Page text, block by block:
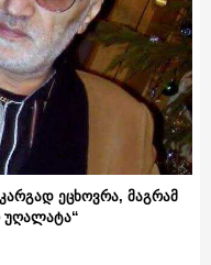
ეცხოვრა, მაგრამ
უღალატა“